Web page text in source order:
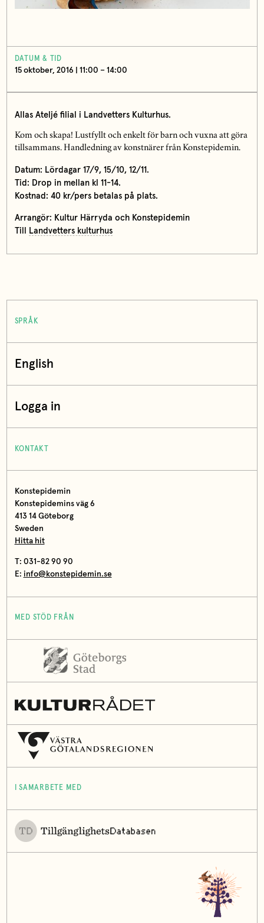
DATUM & TID
15 oktober, 2016 | 11:00 – 14:00
Allas Ateljé filial i Landvetters Kulturhus.
Kom och skapa! Lustfyllt och enkelt för barn och vuxna att göra
tillsammans. Handledning av konstnärer från Konstepidemin.
Datum: Lördagar 17/9, 15/10, 12/11.
Tid: Drop in mellan kl 11-14.
Kostnad: 40 kr/pers betalas på plats.
Arrangör: Kultur Härryda och Konstepidemin
Till
Landvetters kulturhus
SPRÅK
English
Logga in
KONTAKT
Konstepidemin
Konstepidemins väg 6
413 14 Göteborg
Sweden
Hitta hit
T: 031-82 90 90
E: info@konstepidemin.se
MED STÖD FRÅN
I SAMARBETE MED